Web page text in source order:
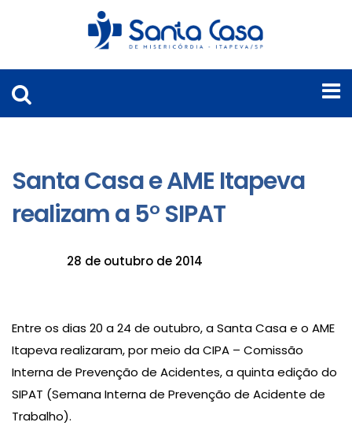
Santa Casa e AME Itapeva
realizam a 5° SIPAT
28 de outubro de 2014
Entre os dias 20 a 24 de outubro, a Santa Casa e o AME
Itapeva realizaram, por meio da CIPA – Comissão
Interna de Prevenção de Acidentes, a quinta edição do
SIPAT (Semana Interna de Prevenção de Acidente de
Trabalho).